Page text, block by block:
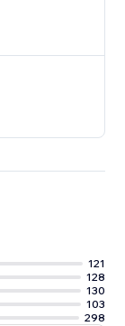
121
128
130
103
298